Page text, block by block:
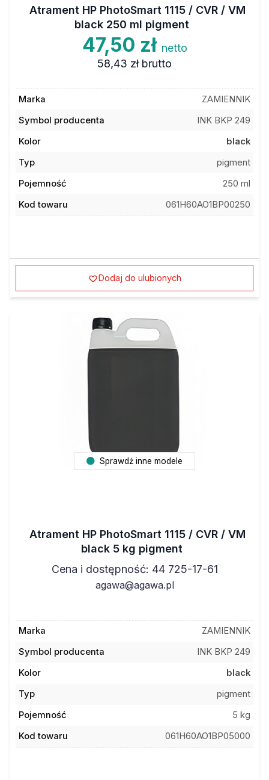
Atrament HP PhotoSmart 1115 / CVR / VM
black 250 ml pigment
47,50 zł netto
58,43 zł brutto
Marka
ZAMIENNIK
Symbol producenta
INK BKP 249
Kolor
black
Typ
pigment
Pojemność
250 ml
Kod towaru
061H60AO1BP00250
Dodaj do ulubionych
Sprawdź inne modele
Atrament HP PhotoSmart 1115 / CVR / VM
black 5 kg pigment
Cena i dostępność: 44 725-17-61
agawa@agawa.pl
Marka
ZAMIENNIK
Symbol producenta
INK BKP 249
Kolor
black
Typ
pigment
Pojemność
5 kg
Kod towaru
061H60AO1BP05000